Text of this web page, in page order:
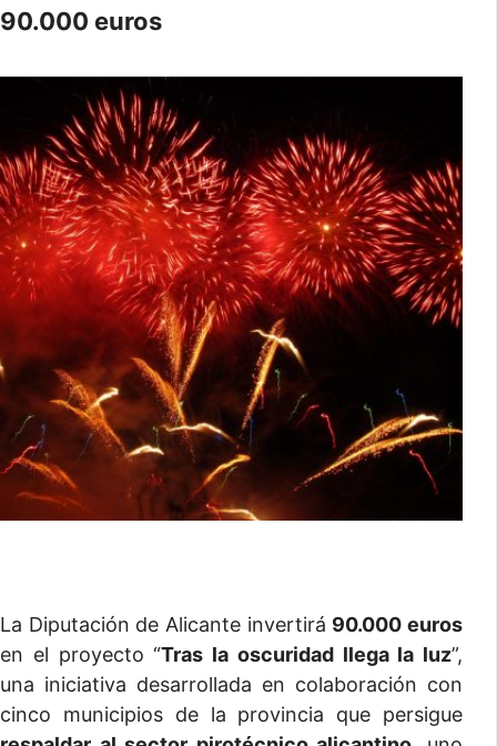
90.000 euros
La Diputación de Alicante invertirá 90.000 euros
en el proyecto “Tras la oscuridad llega la luz”,
una iniciativa desarrollada en colaboración con
cinco municipios de la provincia que persigue